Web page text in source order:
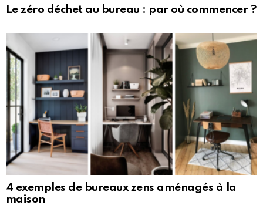
Le zéro déchet au bureau : par où commencer ?
4 exemples de bureaux zens aménagés à la
maison